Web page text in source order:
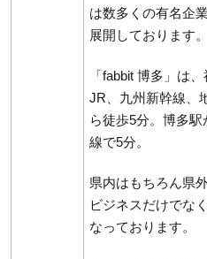
は数多くの有名企
展開しております。
「fabbit 博多」は
JR、九州新幹線、
ら徒歩5分。博多
線で5分。
県内はもちろん県
ビジネスだけでな
なっております。